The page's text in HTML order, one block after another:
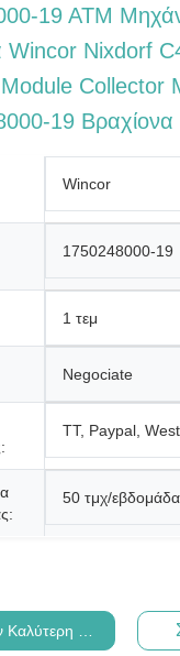
19 ΑΤΜ
Wincor Nixdorf
Module Collector
19 Βραχίονα
Wincor
1750248000-19
1 τεμ
Negociate
TT, Paypal,
50 τμχ/εβδομάδα
Τιμή